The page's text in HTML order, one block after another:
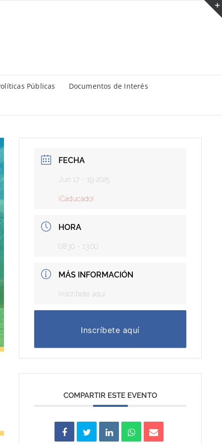
Públicas Documentos de Interés
FECHA
Jun 17 - 19 2025
¡Caducado!
HORA
08:30 - 13:00
MÁS INFORMACIÓN
Inscríbete aquí
Inscríbete aquí
COMPARTIR ESTE EVENTO